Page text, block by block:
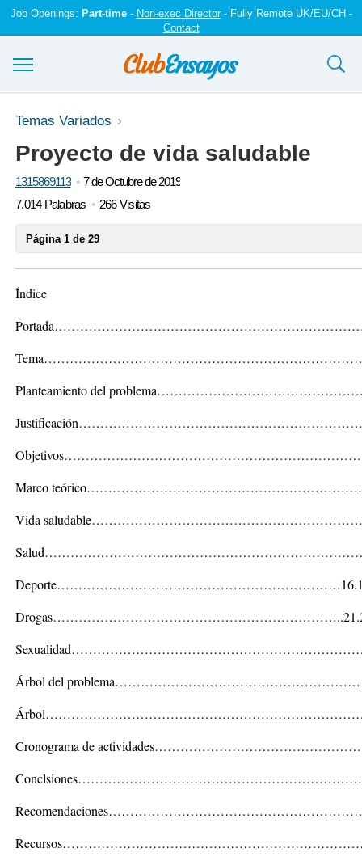
Job Openings: Part-time- Non-exec Director- Fully Remote UK/EU/CH -
Contact
Ensayos y trabajos
Registrarse
Iniciar sesión
Temas Variados
Proyecto de vida saludable
1315869113
7 de Octubre de 2019
7.014 Palabras
266 Visitas
Página 1 de 29
Índice
Planteamiento del
Marco
Vida
Árbol del
Cronograma de